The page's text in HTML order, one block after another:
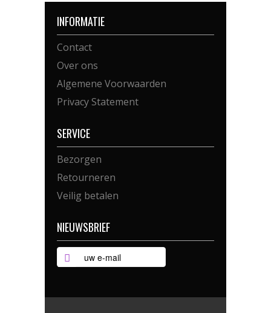
INFORMATIE
Contact
Over ons
Algemene Voorwaarden
Privacy Statement
SERVICE
Bezorgen
Retourneren
Veilig betalen
NIEUWSBRIEF